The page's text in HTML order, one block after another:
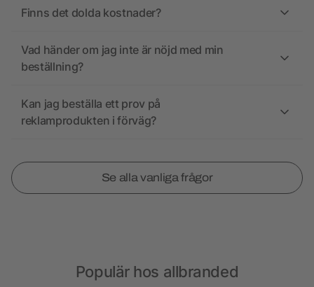
Finns det dolda kostnader?
Vad händer om jag inte är nöjd med min
beställning?
Kan jag beställa ett prov på
reklamprodukten i förväg?
Se alla vanliga frågor
Populär hos allbranded